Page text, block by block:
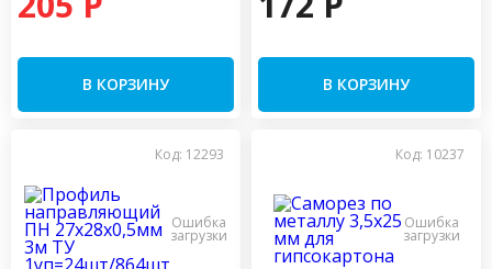
В КОРЗИНУ В КОРЗИНУ
Код: 12293 Код: 10237